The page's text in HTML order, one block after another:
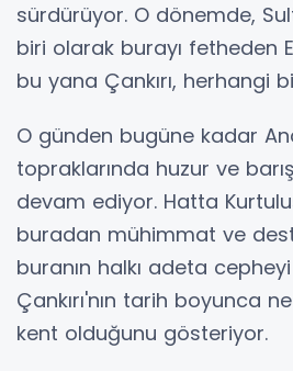
sürdürüyor. O dönemde,
biri olarak burayı fetheden
bu yana Çankırı, herhangi
O günden bugüne kadar
topraklarında huzur ve
devam ediyor. Hatta
buradan mühimmat ve
buranın halkı adeta
Çankırı'nın tarih boyunca
kent olduğunu gösteriyor.